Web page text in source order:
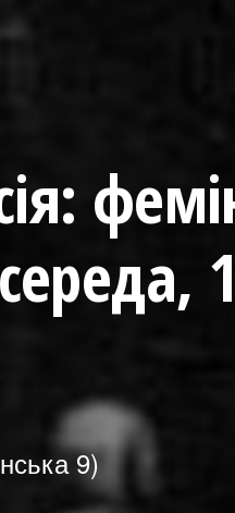
9)